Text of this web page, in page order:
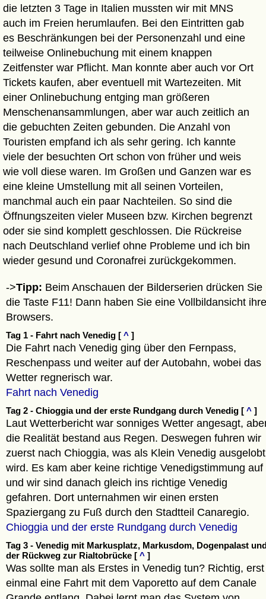
die letzten 3 Tage in Italien mussten wir mit MNS
auch im Freien herumlaufen. Bei den Eintritten gab
es Beschränkungen bei der Personenzahl und eine
teilweise Onlinebuchung mit einem knappen
Zeitfenster war Pflicht. Man konnte aber auch vor Ort
Tickets kaufen, aber eventuell mit Wartezeiten. Mit
einer Onlinebuchung entging man größeren
Menschenansammlungen, aber war auch zeitlich an
die gebuchten Zeiten gebunden. Die Anzahl von
Touristen empfand ich als sehr gering. Ich kannte
viele der besuchten Ort schon von früher und weis
wie voll diese waren. Im Großen und Ganzen war es
eine kleine Umstellung mit all seinen Vorteilen,
manchmal auch ein paar Nachteilen. So sind die
Öffnungszeiten vieler Museen bzw. Kirchen begrenzt
oder sie sind komplett geschlossen. Die Rückreise
nach Deutschland verlief ohne Probleme und ich bin
wieder gesund und Coronafrei zurückgekommen.
->Tipp: Beim Anschauen der Bilderserien drücken Sie
die Taste F11! Dann haben Sie eine Vollbildansicht
Browsers.
Tag 1 - Fahrt nach Venedig [ ^ ]
Die Fahrt nach Venedig ging über den Fernpass,
Reschenpass und weiter auf der Autobahn, wobei das
Wetter regnerisch war.
Fahrt nach Venedig
Tag 2 - Chioggia und der erste Rundgang durch Venedig [ ^ ]
Laut Wetterbericht war sonniges Wetter angesagt,
die Realität bestand aus Regen. Deswegen fuhren wir
zuerst nach Chioggia, was als Klein Venedig ausgelobt
wird. Es kam aber keine richtige Venedigstimmung auf
und wir sind danach gleich ins richtige Venedig
gefahren. Dort unternahmen wir einen ersten
Spaziergang zu Fuß durch den Stadtteil Canaregio.
Chioggia und der erste Rundgang durch Venedig
Tag 3 - Venedig mit Markusplatz, Markusdom, Dogenpalast
der Rückweg zur Rialtobrücke [ ^ ]
Was sollte man als Erstes in Venedig tun? Richtig, erst
einmal eine Fahrt mit dem Vaporetto auf dem Canale